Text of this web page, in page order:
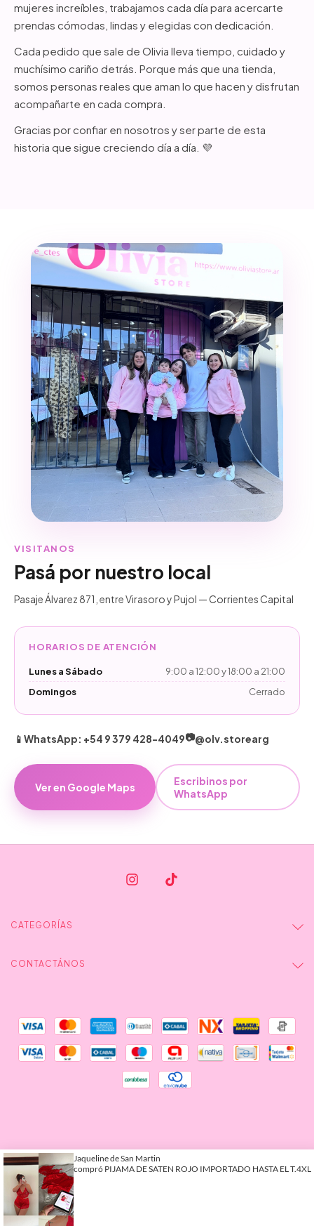
mujeres increíbles, trabajamos cada día para acercarte
prendas cómodas, lindas y elegidas con dedicación.
Cada pedido que sale de Olivia lleva tiempo, cuidado y
muchísimo cariño detrás. Porque más que una tienda,
somos personas reales que aman lo que hacen y disfrutan
acompañarte en cada compra.
Gracias por confiar en nosotros y ser parte de esta
historia que sigue creciendo día a día. 💜
VISITANOS
Pasá por nuestro local
Pasaje Álvarez 871, entre Virasoro y Pujol — Corrientes Capital
HORARIOS DE ATENCIÓN
Lunes a Sábado
9:00 a 12:00 y 18:00 a 21:00
Domingos
Cerrado
📱 WhatsApp: +54 9 379 428-4049📷@olv.storearg
Ver en Google Maps
Escribinos por
WhatsApp
CATEGORÍAS
CONTACTÁNOS
Copyright Olivia Store - 2026.
Todos los derechos reservados.
Defensa de las y los consumidores.
Para reclamos